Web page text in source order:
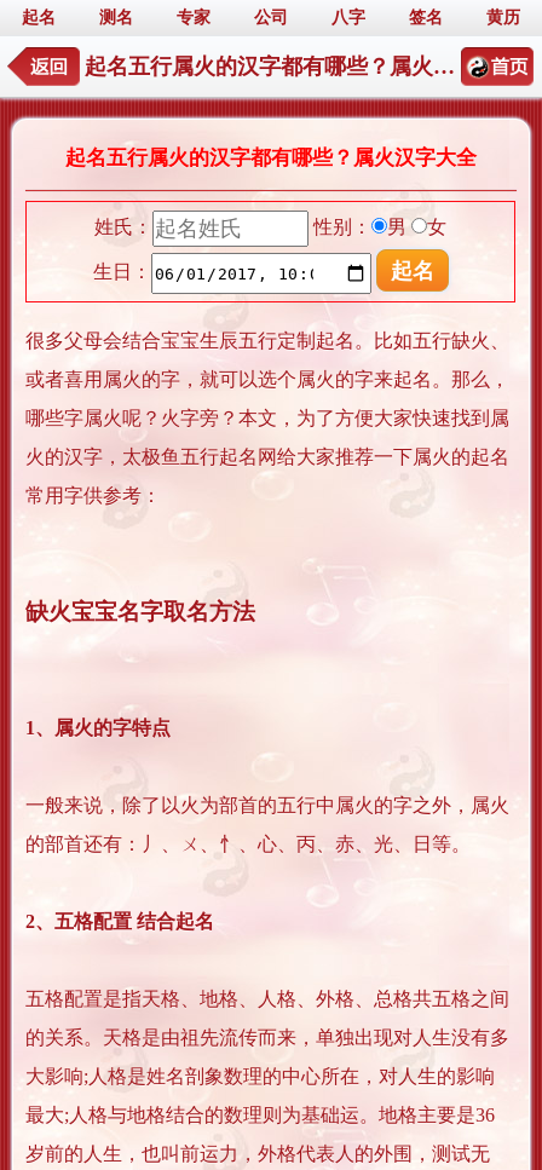
起名 测名 专家 公司 八字 签名 黄历
起名五行属火的汉字都有哪些？属火汉字大全
起名五行属火的汉字都有哪些？属火汉字大全
姓氏： 性别： 男 女
生日：
很多父母会结合宝宝生辰五行定制起名。比如五行缺火、
或者喜用属火的字，就可以选个属火的字来起名。那么，
哪些字属火呢？火字旁？本文，为了方便大家快速找到属
火的汉字，太极鱼五行起名网给大家推荐一下属火的起名
常用字供参考：
缺火宝宝名字取名方法
1、属火的字特点
一般来说，除了以火为部首的五行中属火的字之外，属火
的部首还有：丿、ㄨ、忄、心、丙、赤、光、日等。
2、五格配置 结合起名
五格配置是指天格、地格、人格、外格、总格共五格之间
的关系。天格是由祖先流传而来，单独出现对人生没有多
大影响;人格是姓名剖象数理的中心所在，对人生的影响
最大;人格与地格结合的数理则为基础运。地格主要是36
岁前的人生，也叫前运力，外格代表人的外围，测试无